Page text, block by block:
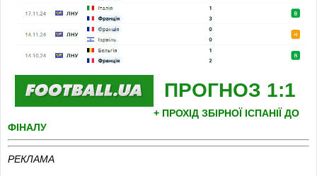
72’ Лукас Ернандес Ленгле
ШТАНГА!Пас Шеркі на правий кут воротарського
Дембеле завершив ударом у ближню стійку.
76’ МБАППЕ!Меріно привіз перед власним штрафним, але
суперник не пробив Сімона в лівий кут.
76’ Коло Муанівийшов замістьДембеле.
ПРОГНОЗ 1:1
+ ПРОХІД ЗБІРНОЇ ІСПАНІЇ ДО
ФІНАЛУ
РЕКЛАМА